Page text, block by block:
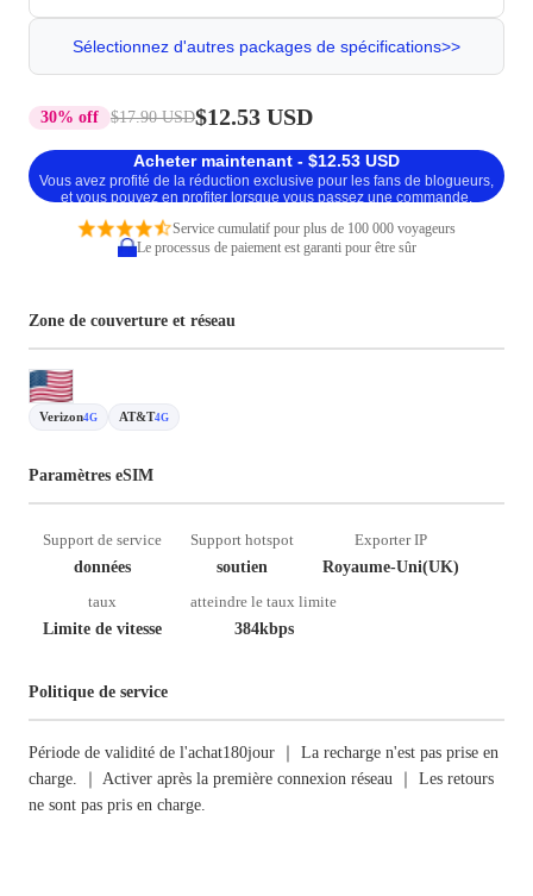
Sélectionnez d'autres packages de spécifications>>
30% off $17.90 USD$12.53 USD
Acheter maintenant - $12.53 USD
Vous avez profité de la réduction exclusive pour les fans de blogueurs,
et vous pouvez en profiter lorsque vous passez une commande.
Service cumulatif pour plus de 100 000 voyageurs
Le processus de paiement est garanti pour être sûr
Zone de couverture et réseau
Verizon4G AT&T4G
Paramètres eSIM
Support de service
données
Support hotspot
soutien
Exporter IP
Royaume-Uni(UK)
taux
Limite de vitesse
atteindre le taux limite
384kbps
Politique de service
Période de validité de l'achat180jour ｜ La recharge n'est pas prise en
charge. ｜ Activer après la première connexion réseau ｜ Les retours
ne sont pas pris en charge.